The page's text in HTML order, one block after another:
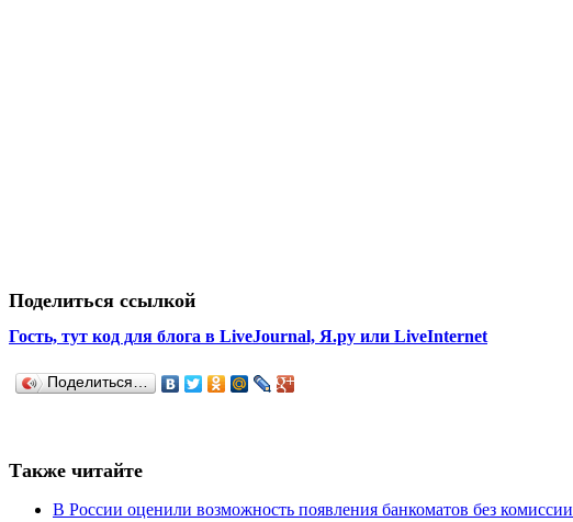
Поделиться ссылкой
Гость, тут код для блога в LiveJournal, Я.ру или LiveInternet
Поделиться…
Также читайте
В России оценили возможность появления банкоматов без комиссии